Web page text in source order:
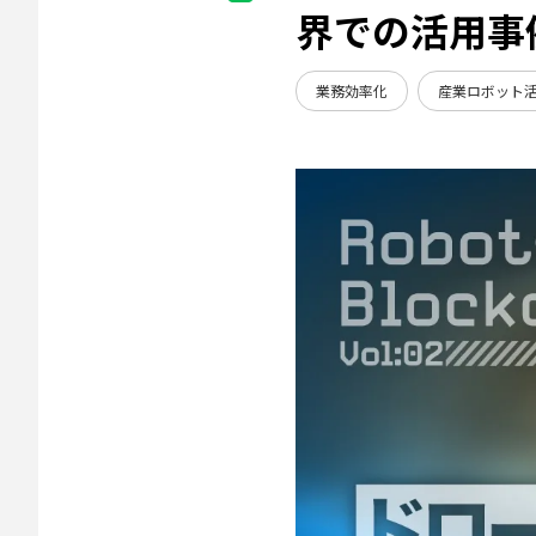
界での活用
業務効率化 産業ロボット